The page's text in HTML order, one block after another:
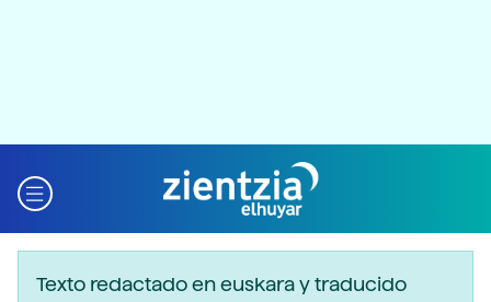
Texto redactado en euskara y traducido